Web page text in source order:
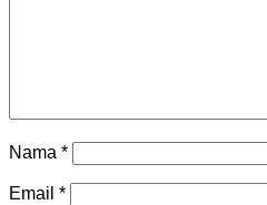
Nama *
Email *